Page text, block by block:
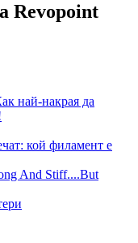
Revopoint
най-накрая да
кой филамент е
And Stiff....But